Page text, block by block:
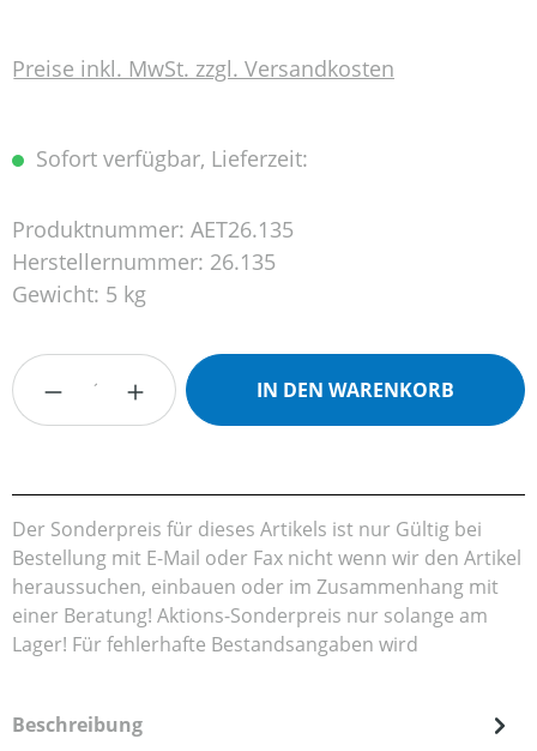
Preise inkl. MwSt. zzgl. Versandkosten
Sofort verfügbar, Lieferzeit:
Produktnummer: AET26.135
Herstellernummer: 26.135
Gewicht: 5 kg
Produkt Anzahl: Gib den gewünschten
IN DEN WARENKORB
Der Sonderpreis für dieses Artikels ist nur Gültig bei
Bestellung mit E-Mail oder Fax nicht wenn wir den Artikel
heraussuchen, einbauen oder im Zusammenhang mit
einer Beratung! Aktions-Sonderpreis nur solange am
Lager! Für fehlerhafte Bestandsangaben wird
Beschreibung